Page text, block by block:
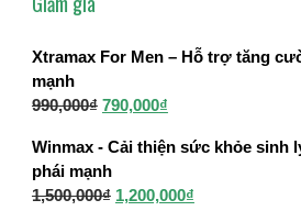
Xtramax For Men – Hỗ trợ tăng
mạnh
990,000₫ Giá
là:
990,000₫.
790,000₫Giá
tại
790,000₫.
Winmax - Cải thiện sức khỏe sinh
phái mạnh
1,500,000₫ Giá
1,200,000₫Giá